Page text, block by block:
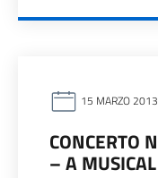
15 MARZO 2013
CONCERTO
– A